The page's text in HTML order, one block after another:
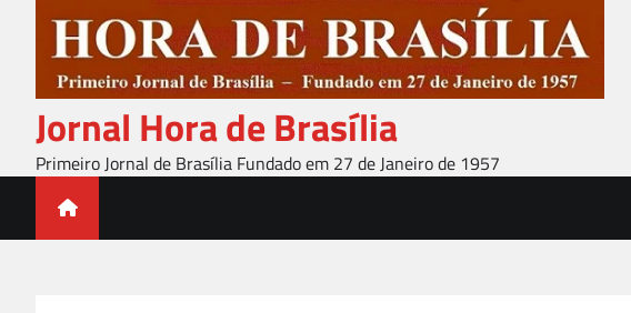
content
Jornal Hora de Brasília
Primeiro Jornal de Brasília Fundado em 27 de Janeiro de 1957